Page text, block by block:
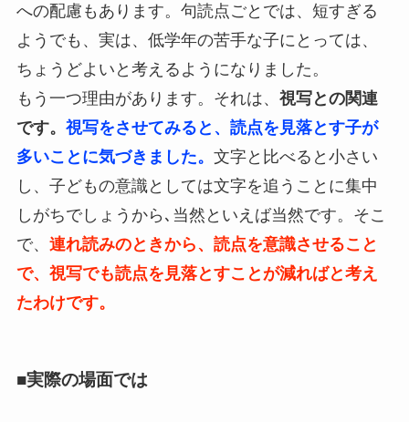
への配慮もあります。句読点ごとでは、短すぎる
ようでも、実は、低学年の苦手な子にとっては、
ちょうどよいと考えるようになりました。
もう一つ理由があります。それは、 視写との関連
です。 視写をさせてみると、読点を見落とす子が
多いことに気づきました。 文字と比べると小さい
し、子どもの意識としては文字を追うことに集中
しがちでしょうから､当然といえば当然です。そこ
で、 連れ読みのときから、読点を意識させること
で、視写でも読点を見落とすことが減ればと考え
たわけです。
■実際の場面では